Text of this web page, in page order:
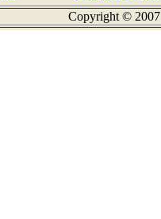
Copyright ©